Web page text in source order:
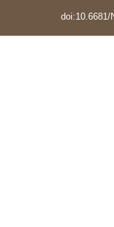
doi:10.6681/